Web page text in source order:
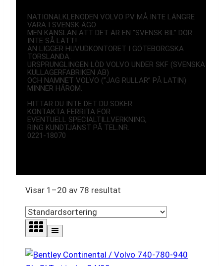
NATIONALKLENODEN VOLVO PV MÅ INTE LÄNGRE
VARA I SVENSK ÄGO
MEN KÄNSLAN ATT DET ÄR EN ”SVENSK BIL” DÖR
INTE SÅ LÄTT!
ÄN LIGGER HUVUDKONTORET I GÖTEBORGSKA
TORSLANDA.
URSPRUNGLINGEN LÖD VOLVO UNDER SKF (SVENSKA
KULLAGERFABRIKEN AB)
OCH NAMNET VOLVO (”JAG RULLAR” PÅ LATIN)
MINNER HÄROM.
HITTAR DU INTE DET DU SÖKER
KONTAKTA FERRITA FÖR
EVENTUELL SPECIALTILLVERKNING,
RING KUNDTJÄNST PÅ TEL.NR.
0221-18070
Visar 1–20 av 78 resultat